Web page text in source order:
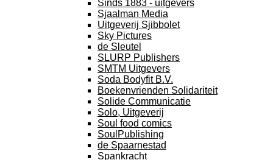
Sinds 1883 - uitgevers
Sjaalman Media
Uitgeverij Sjibbolet
Sky Pictures
de Sleutel
SLURP Publishers
SMTM Uitgevers
Soda Bodyfit B.V.
Boekenvrienden Solidariteit
Solide Communicatie
Solo, Uitgeverij
Soul food comics
SoulPublishing
de Spaarnestad
Spankracht